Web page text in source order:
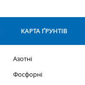
КАРТА ҐРУНТІВ
Азотні
Фосфорні